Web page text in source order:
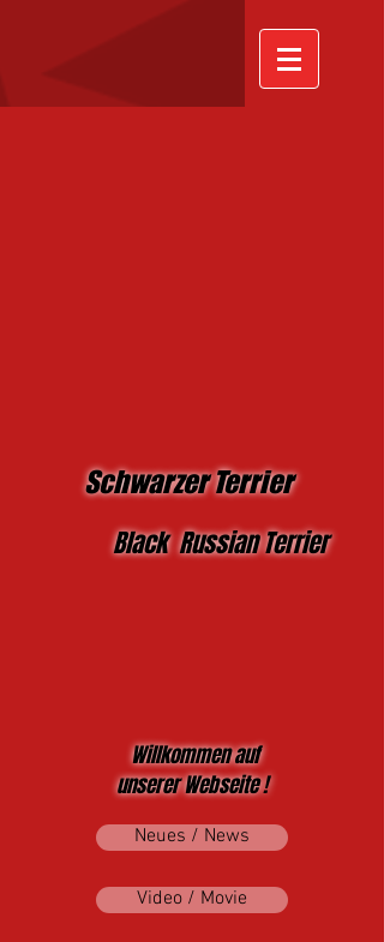
Schwarzer Terrier
Black Russian Terrier
Willkommen auf
unserer Webseite !
Neues / News
Video / Movie